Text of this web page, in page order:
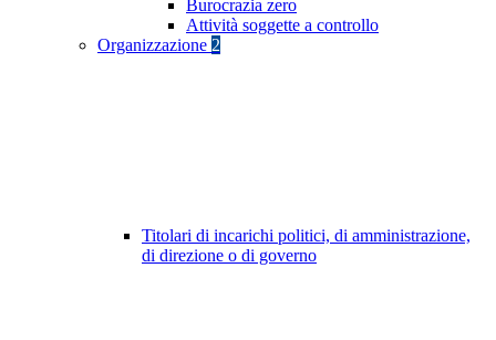
Burocrazia zero
Attività soggette a controllo
Organizzazione 2
Titolari di incarichi politici, di amministrazione,
di direzione o di governo